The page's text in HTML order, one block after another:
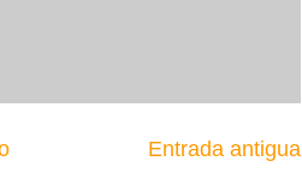
Entrada antigua